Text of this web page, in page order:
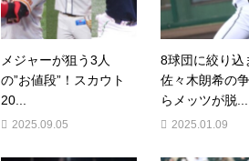
メジャーが狙う3人
の”お値段”！スカウト
20...
2025.09.05
8球団に絞り込
佐々木朗希の
らメッツが脱...
2025.01.09